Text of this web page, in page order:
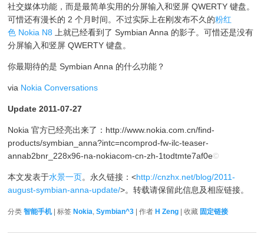
社交媒体功能，而是最简单实用的分屏输入和竖屏 QWERTY 键盘。
可惜还有漫长的 2 个月时间。不过实际上在刚发布不久的粉红
色 Nokia N8 上就已经看到了 Symbian Anna 的影子。可惜还是没有
分屏输入和竖屏 QWERTY 键盘。
你最期待的是 Symbian Anna 的什么功能？
via Nokia Conversations
Update 2011-07-27
Nokia 官方已经亮出来了：http://www.nokia.com.cn/find-
products/symbian_anna?intc=ncomprod-fw-ilc-teaser-
annab2bnr_228x96-na-nokiacom-cn-zh-1todtmte7af0e©
本文发表于水景一页。永久链接：<http://cnzhx.net/blog/2011-
august-symbian-anna-update/>。转载请保留此信息及相应链接。
分类智能手机| 标签 Nokia,Symbian^3 | 作者 H Zeng | 收藏 固定链接